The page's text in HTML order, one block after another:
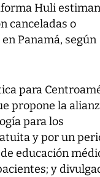
Huli
canceladas o
Panamá, según
para
propone la
para los
y por un
educación
y